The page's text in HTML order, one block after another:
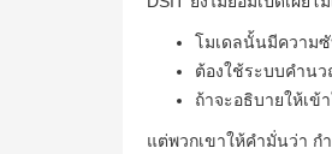
โมเดลนั้นมีความ
ต้องใช้ระบบคำน
ถ้าจะอธิบายให้เข้
แต่พวกเขาให้คำมั่นว่า ก